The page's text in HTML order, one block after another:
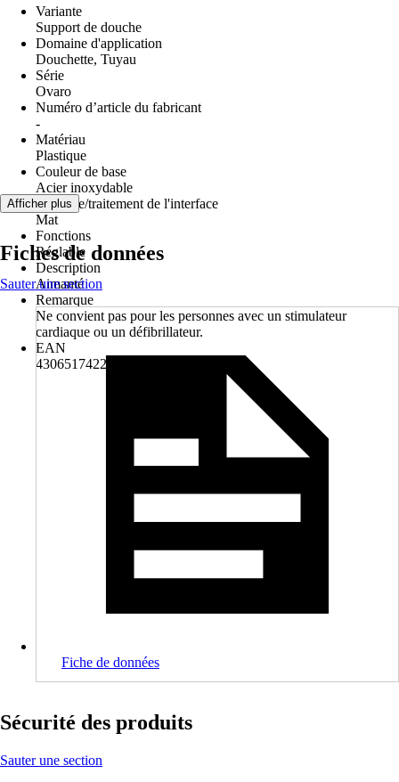
Variante
Support de douche
Domaine d'application
Douchette, Tuyau
Série
Ovaro
Numéro d’article du fabricant
-
Matériau
Plastique
Couleur de base
Acier inoxydable
Interface/traitement de l'interface
Mat
Fonctions
Réglable
Description
Aimanté
Remarque
Ne convient pas pour les personnes avec un stimulateur
cardiaque ou un défibrillateur.
EAN
4306517422127
Afficher plus
Fiches de données
Sauter une section
Fiche de données
Sécurité des produits
Sauter une section